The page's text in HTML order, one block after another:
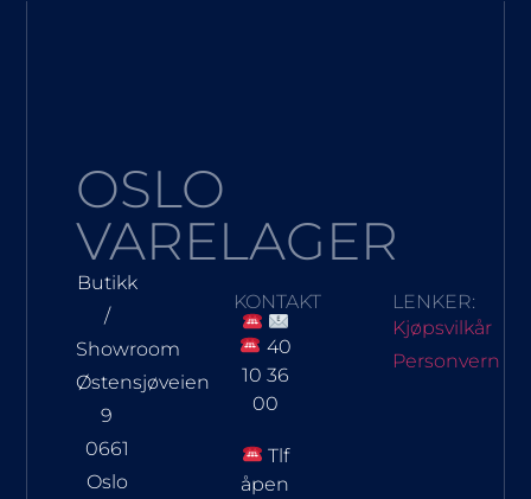
OSLO
VARELAGER
Butikk
/
Showroom
Østensjøveien
9
0661
Oslo
KONTAKT
40
10 36
00
Tlf
åpen
LENKER:
Kjøpsvilkår
Personvern